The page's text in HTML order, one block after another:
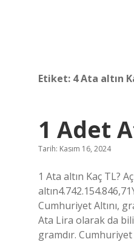
Etiket: 4 Ata altın
1 Adet
Tarih: Kasım 16, 2024
1 Ata altın Kaç TL?
Cumhuriyet Altını,
Ata Lira olarak da
gramdır. Cumhuriyet